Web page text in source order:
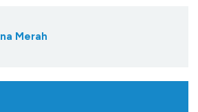
Merah
Susu Jadi Bintang Baru Ekonomi